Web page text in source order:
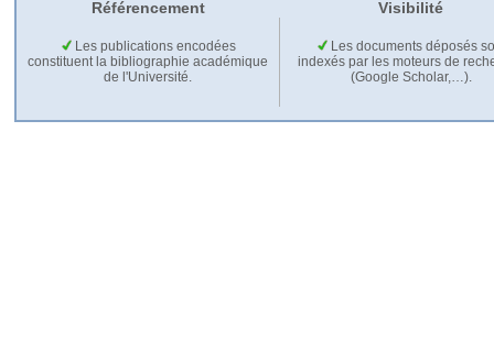
Référencement Visibilité
Les publications encodées
constituent la bibliographie académique
de l'Université.
Les documents déposés
indexés par les moteurs de
(Google Scholar,…).